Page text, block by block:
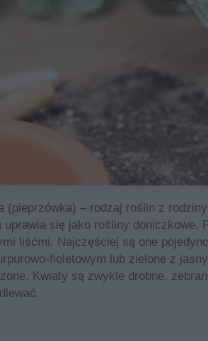
(pieprzówka) – rodzaj roślin z
się jako rośliny doniczkowe.
liśćmi. Najczęściej są one
fioletowym lub zielone z
Kwiaty są zwykle drobne,